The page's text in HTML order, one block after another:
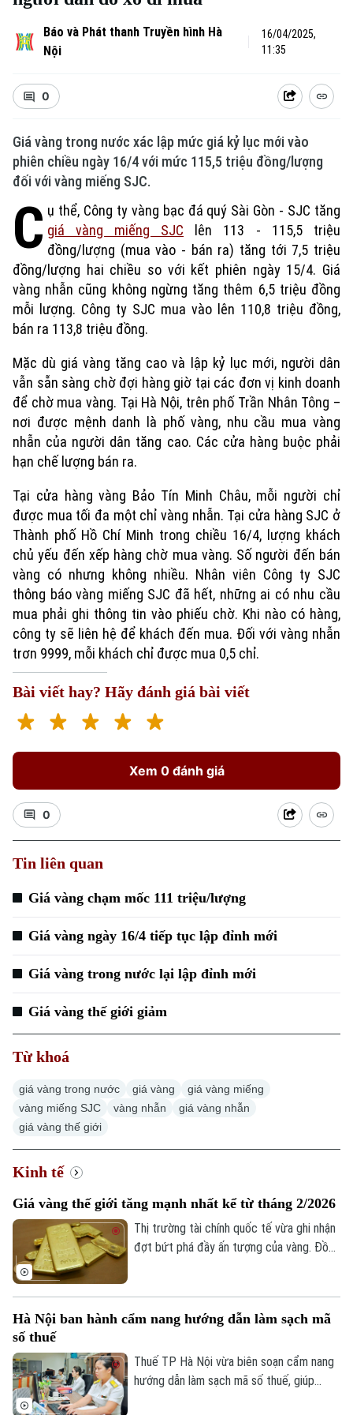
Xu hướng
Chuyên mục
Báo và Phát thanh Truyền hình Hà
Nội
16/04/2025,
11:35
0
Giá vàng trong nước xác lập mức giá kỷ lục mới vào
phiên chiều ngày 16/4 với mức 115,5 triệu đồng/lượng
đối với vàng miếng SJC.
C ụ thể, Công ty vàng bạc đá quý Sài Gòn - SJC tăng
giá vàng miếng SJC lên 113 - 115,5 triệu
đồng/lượng (mua vào - bán ra) tăng tới 7,5 triệu
đồng/lượng hai chiều so với kết phiên ngày 15/4. Giá
vàng nhẫn cũng không ngừng tăng thêm 6,5 triệu đồng
mỗi lượng. Công ty SJC mua vào lên 110,8 triệu đồng,
bán ra 113,8 triệu đồng.
Mặc dù giá vàng tăng cao và lập kỷ lục mới, người dân
vẫn sẵn sàng chờ đợi hàng giờ tại các đơn vị kinh doanh
để chờ mua vàng. Tại Hà Nội, trên phố Trần Nhân Tông –
nơi được mệnh danh là phố vàng, nhu cầu mua vàng
nhẫn của người dân tăng cao. Các cửa hàng buộc phải
hạn chế lượng bán ra.
Tại cửa hàng vàng Bảo Tín Minh Châu, mỗi người chỉ
được mua tối đa một chỉ vàng nhẫn. Tại cửa hàng SJC ở
Thành phố Hồ Chí Minh trong chiều 16/4, lượng khách
chủ yếu đến xếp hàng chờ mua vàng. Số người đến bán
vàng có nhưng không nhiều. Nhân viên Công ty SJC
thông báo vàng miếng SJC đã hết, những ai có nhu cầu
mua phải ghi thông tin vào phiếu chờ. Khi nào có hàng,
công ty sẽ liên hệ để khách đến mua. Đối với vàng nhẫn
trơn 9999, mỗi khách chỉ được mua 0,5 chỉ.
Bài viết hay? Hãy đánh giá bài viết
Xem 0 đánh giá
0
Tin liên quan
Giá vàng chạm mốc 111 triệu/lượng
Giá vàng ngày 16/4 tiếp tục lập đỉnh mới
Giá vàng trong nước lại lập đỉnh mới
Giá vàng thế giới giảm
Từ khoá
giá vàng trong nước giá vàng
giá vàng miếng
vàng miếng SJC
vàng nhẫn
giá vàng nhẫn
giá vàng thế giới
Kinh tế
Giá vàng thế giới tăng mạnh nhất kể từ tháng 2/2026
Thị trường tài chính quốc tế vừa ghi nhận
đợt bứt phá đầy ấn tượng của vàng. Đồng
cho là các yếu tố làm thay đổi tâm lý của
Hà Nội ban hành cẩm nang hướng dẫn làm sạch mã
số thuế
Thuế TP Hà Nội vừa biên soạn cẩm nang
hướng dẫn làm sạch mã số thuế, giúp